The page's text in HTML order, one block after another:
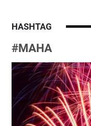
HASHTAG
#MAHA